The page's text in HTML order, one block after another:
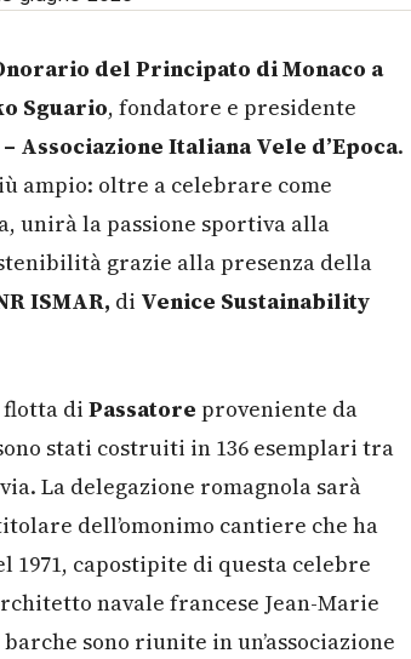
del Principato di Monaco a
Sguario, fondatore e presidente
– Associazione Italiana Vele d’Epoca.
ampio: oltre a celebrare come
unirà la passione sportiva alla
grazie alla presenza della
ISMAR, di Venice Sustainability
flotta di Passatore proveniente da
stati costruiti in 136 esemplari tra
La delegazione romagnola sarà
dell’omonimo cantiere che ha
1971, capostipite di questa celebre
navale francese Jean-Marie
sono riunite in un’associazione